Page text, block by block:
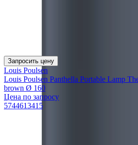
Запросить цену
Louis Poulsen
Louis Poulsen Panthella Portable Lamp
brown Ø 160
Цена по запросу
5744613415